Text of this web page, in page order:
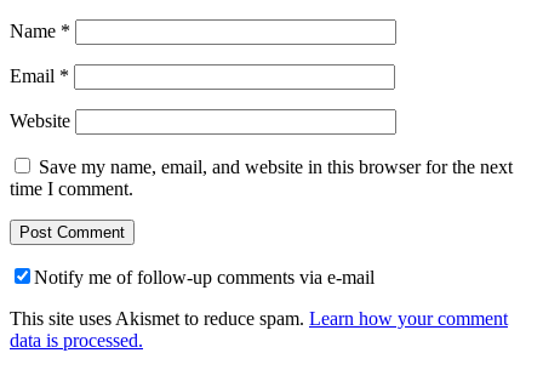
Name *
Email *
Website
Save my name, email, and website in this browser for the next
time I comment.
Notify me of follow-up comments via e-mail
This site uses Akismet to reduce spam. Learn how your comment
data is processed.